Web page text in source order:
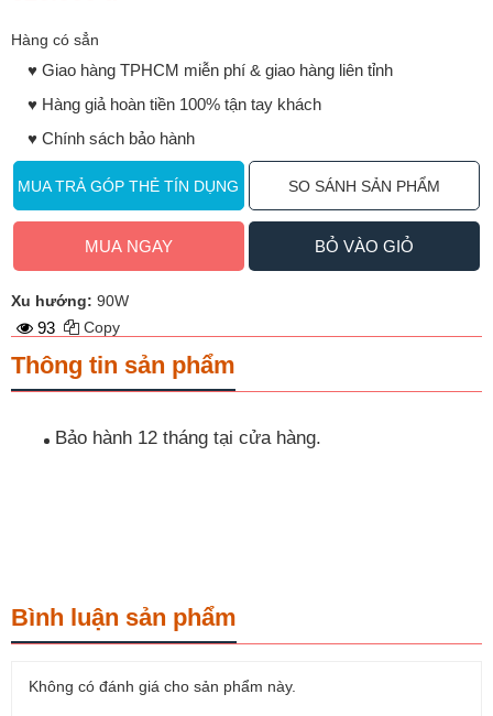
Hàng có sẳn
♥️ Giao hàng TPHCM miễn phí & giao hàng liên tỉnh
♥️ Hàng giả hoàn tiền 100% tận tay khách
♥️ Chính sách bảo hành
MUA TRẢ GÓP THẺ TÍN DỤNG SO SÁNH SẢN PHẨM
MUA NGAY BỎ VÀO GIỎ
Xu hướng: 90W
93 Copy
Thông tin sản phẩm
Bảo hành 12 tháng tại cửa hàng.
Bình luận sản phẩm
Không có đánh giá cho sản phẩm này.